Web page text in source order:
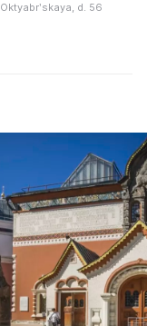
Oktyabrʹskaya, d. 56